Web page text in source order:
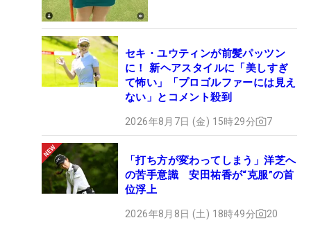
セキ・ユウティンが前髪パッツン
に！ 新ヘアスタイルに「美しすぎ
て怖い」「プロゴルファーには見え
ない」とコメント殺到
2026年8月7日 (金) 15時29分 7
「打ち方が変わってしまう」洋芝へ
の苦手意識 安田祐香が“克服”の首
位浮上
2026年8月8日 (土) 18時49分 20